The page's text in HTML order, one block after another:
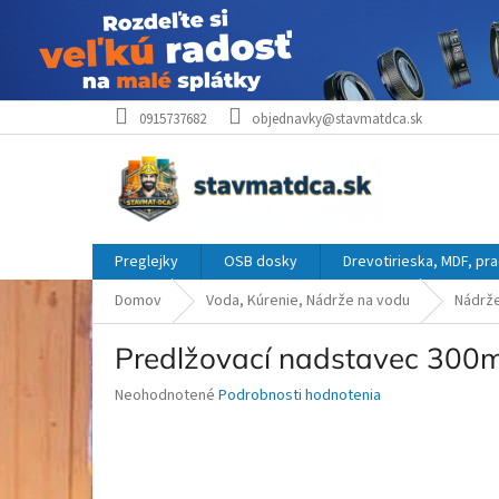
na
0915737682 objednavky@stavmatdca.sk
Preglejky OSB dosky Drevotirieska, MDF,
Domov
Voda, Kúrenie, Nádrže na vodu
Predlžovací nadstavec
Priemerné
Neohodnotené Podrobnosti hodnotenia